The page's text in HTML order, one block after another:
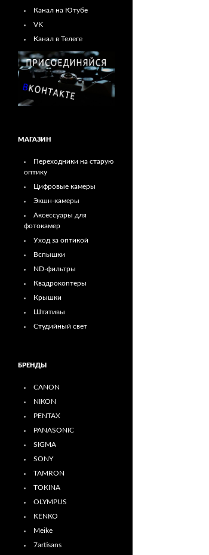
Канал на Ютубе
VK
Канал в Телеге
МАГАЗИН
Переходники на старую
оптику
Цифровые камеры
Экшн-камеры
Аксессуары для
фотокамер
Уход за оптикой
Вспышки
ND-фильтры
Квадрокоптеры
Крышки
Штативы
Студийный свет
БРЕНДЫ
CANON
NIKON
PENTAX
PANASONIC
SIGMA
SONY
TAMRON
TOKINA
OLYMPUS
KENKO
Meike
7artisans